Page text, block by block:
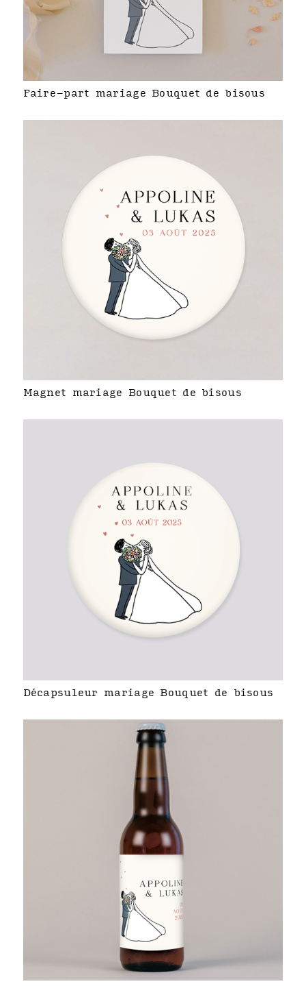
Faire-part mariage Bouquet de bisous
Magnet mariage Bouquet de bisous
Décapsuleur mariage Bouquet de bisous